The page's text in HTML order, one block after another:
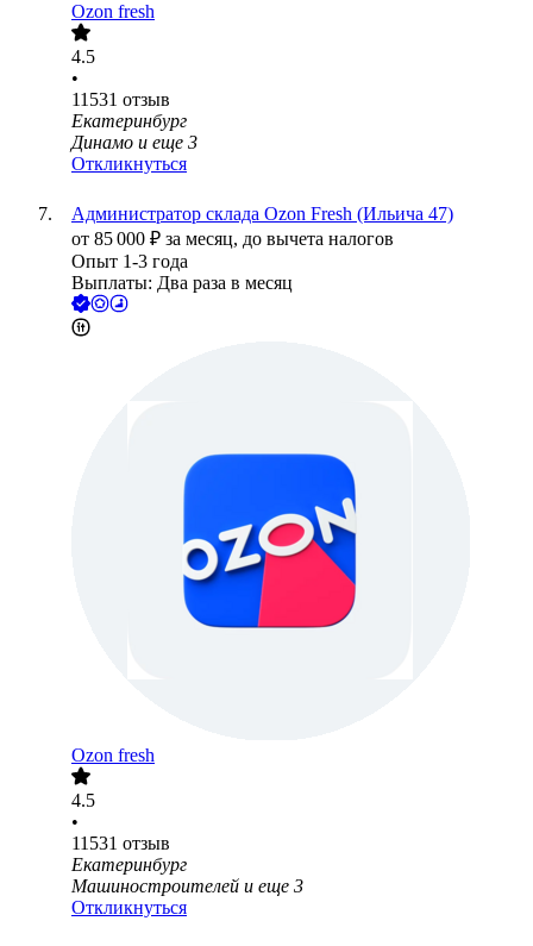
Ozon fresh
4.5
•
11531 отзыв
Екатеринбург
Динамо и еще 3
Откликнуться
Администратор склада Ozon Fresh (Ильича 47)
от 85 000 ₽ за месяц, до вычета налогов
Опыт 1-3 года
Выплаты: Два раза в месяц
Ozon fresh
4.5
•
11531 отзыв
Екатеринбург
Машиностроителей и еще 3
Откликнуться